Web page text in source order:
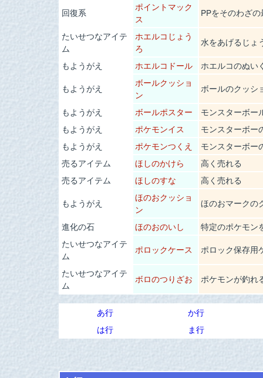
回復系
ポイントマック
ス
PPをそのわざ
たいせつなアイテ
ム
ホエルコじょう
ろ
水をあげるじょ
もようがえ
ホエルコドール
ホエルコのぬい
もようがえ
ボールクッショ
ン
ボールのクッシ
もようがえ
ボールポスター
モンスターボー
もようがえ
ポケモンイス
モンスターボー
もようがえ
ポケモンつくえ
モンスターボー
売るアイテム
ほしのかけら
高く売れる
売るアイテム
ほしのすな
高く売れる
もようがえ
ほのおクッショ
ン
ほのおマークの
進化の石
ほのおのいし
特定のポケモン
たいせつなアイテ
ム
ポロックケース
ポロック保存用
たいせつなアイテ
ム
ボロのつりざお ポケモンが釣れ
あ行
か行
は行
ま行